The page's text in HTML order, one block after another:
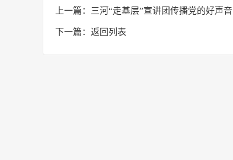
上一篇： 三河“走基层”宣讲团传播党的好声音
下一篇： 返回列表